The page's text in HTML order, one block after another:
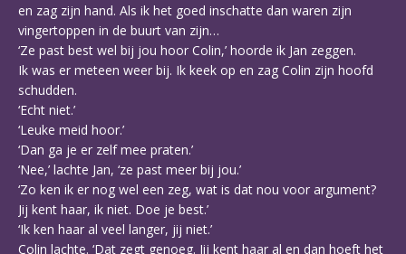
en zag zijn hand. Als ik het goed inschatte dan waren zijn
vingertoppen in de buurt van zijn…
‘Ze past best wel bij jou hoor Colin,’ hoorde ik Jan zeggen.
Ik was er meteen weer bij. Ik keek op en zag Colin zijn hoofd
schudden.
‘Echt niet.’
‘Leuke meid hoor.’
‘Dan ga je er zelf mee praten.’
‘Nee,’ lachte Jan, ‘ze past meer bij jou.’
‘Zo ken ik er nog wel een zeg, wat is dat nou voor argument?
Jij kent haar, ik niet. Doe je best.’
‘Ik ken haar al veel langer, jij niet.’
Colin lachte. ‘Dat zegt genoeg. Jij kent haar al en dan hoeft het